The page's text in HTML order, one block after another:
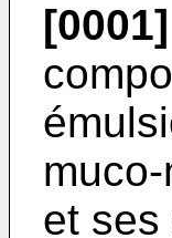
[0001]
et